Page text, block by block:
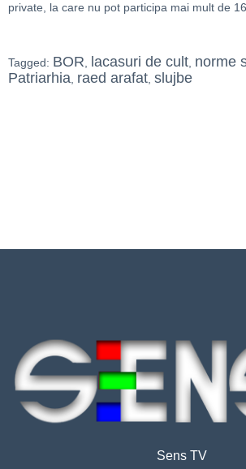
private, la care nu pot participa mai mult de
Tagged: BOR, lacasuri de cult, norme
Patriarhia, raed arafat, slujbe
Sens TV